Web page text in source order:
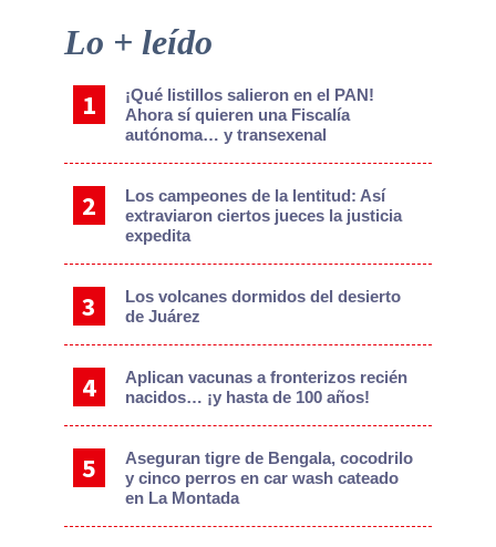
Primary
Lo + leído
¡Qué listillos salieron en el PAN!
Ahora sí quieren una Fiscalía
autónoma… y transexenal
Los campeones de la lentitud: Así
extraviaron ciertos jueces la justicia
expedita
Los volcanes dormidos del desierto
de Juárez
Aplican vacunas a fronterizos recién
nacidos… ¡y hasta de 100 años!
Aseguran tigre de Bengala, cocodrilo
y cinco perros en car wash cateado
en La Montada